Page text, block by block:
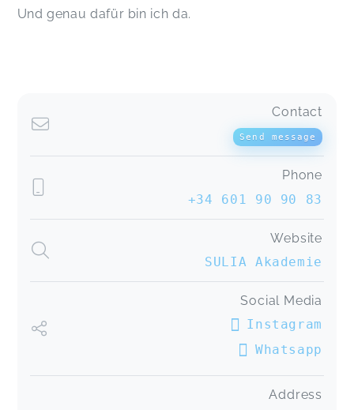
Und genau dafür bin ich da.
Contact
Send message
Phone
+34 601 90 90 83
Website
SULIA Akademie
Social Media
Instagram
Whatsapp
Address